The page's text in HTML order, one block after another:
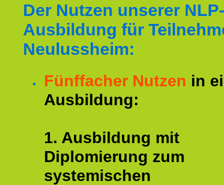
Der Nutzen unserer
Ausbildung für
Neulussheim:
Fünffacher Nutzen in
Ausbildung:
1. Ausbildung mit
Diplomierung zum
systemischen